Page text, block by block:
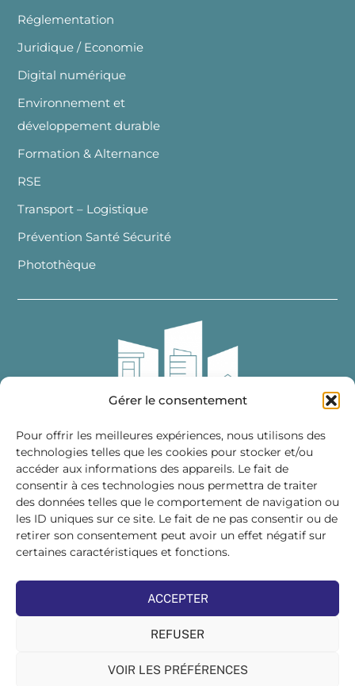
Gérer le consentement
Pour offrir les meilleures expériences, nous utilisons des
technologies telles que les cookies pour stocker et/ou
accéder aux informations des appareils. Le fait de
consentir à ces technologies nous permettra de traiter
des données telles que le comportement de navigation ou
les ID uniques sur ce site. Le fait de ne pas consentir ou de
retirer son consentement peut avoir un effet négatif sur
certaines caractéristiques et fonctions.
ACCEPTER
REFUSER
VOIR LES PRÉFÉRENCES
Réglementation
Juridique / Economie
Digital numérique
Environnement et
développement durable
Formation & Alternance
RSE
Transport – Logistique
Prévention Santé Sécurité
Photothèque
Fédération des Distributeurs
de Matériaux de Construction
215 bis, boulevard Saint-Germain
75007 PARIS
Tél : 01 45 48 28 44
Suivez-nous sur les réseaux sociaux :